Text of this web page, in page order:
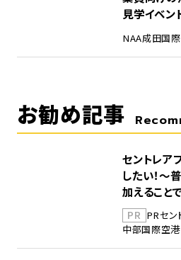
見学イベン
NAA成田国
お勧め記事
セントレア
したい！～
加えること
PR PRセン
中部国際空港